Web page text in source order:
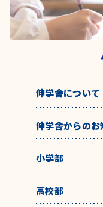
伸学舎について
伸学舎からのお
小学部
高校部